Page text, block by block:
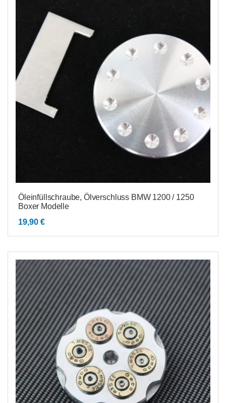
Öleinfüllschraube, Ölverschluss BMW 1200 / 1250
Boxer Modelle
19,90 €